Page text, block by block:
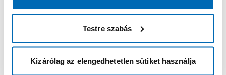
Testre szabás
Kizárólag az elengedhetetlen sütiket használja